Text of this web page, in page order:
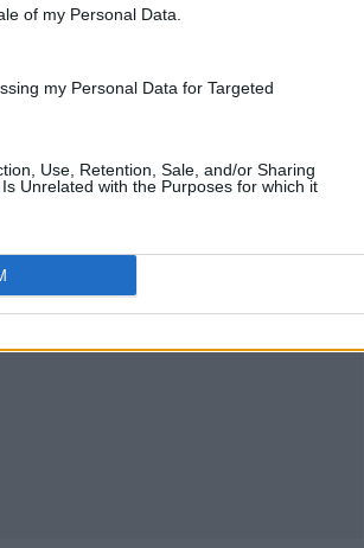
of my Personal Data.
my Personal Data for Targeted
Use, Retention, Sale, and/or Sharing
Unrelated with the Purposes for which it